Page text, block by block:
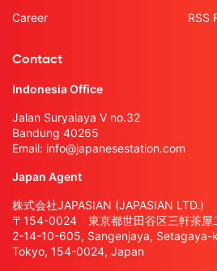
Career
RSS
Contact
Indonesia Office
Jalan Suryalaya V no.32
Bandung 40265
Email: info@japanesestation.com
Japan Agent
株式会社JAPASIAN (JAPASIAN LTD.)
〒154-0024 東京都世田谷区三軒茶屋
2-14-10-605, Sangenjaya, Setagaya-
Tokyo, 154-0024, Japan